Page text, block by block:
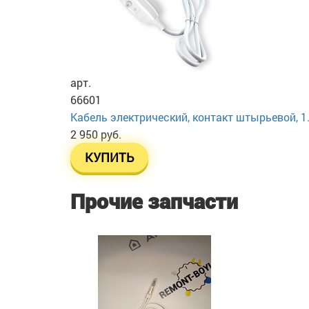
арт.
66601
Кабель электрический, контакт штырьевой,
2 950 руб.
КУПИТЬ
Прочие запчасти